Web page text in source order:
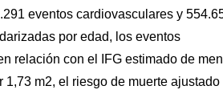
eventos cardiovasculares y
por edad, los eventos
relación con el IFG estimado de
m2, el riesgo de muerte ajustado